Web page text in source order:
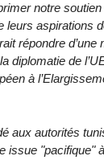
notre
leurs aspirations
répondre d’une
diplomatie de
à
aux autorités
issue "pacifique"